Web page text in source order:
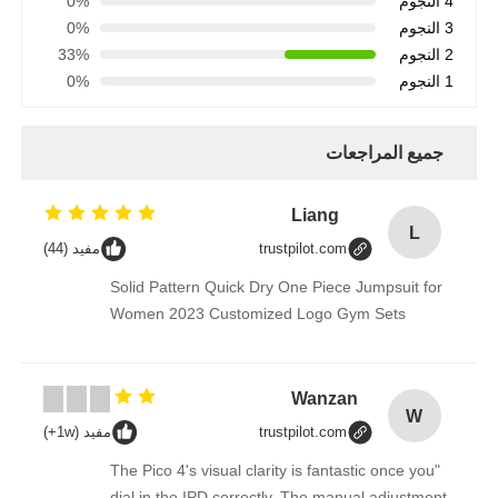
فرن درجة حرارة عالية
غلاية بخار الكتلة الحيوية
فرن تجفيف الفراغ
آلة صب CCM
للتدفئة
وفقا للتصميم، وتهيئة المحول
الحد
3 النجوم
0%
2 النجوم
33%
1 النجوم
0%
جميع المراجعات
L
Liang
trustpilot.com مفيد (44)
Solid Pattern Quick Dry One Piece Jumpsuit for
Women 2023 Customized Logo Gym Sets
W
Wanzan
trustpilot.com مفيد (1w+)
"The Pico 4's visual clarity is fantastic once you